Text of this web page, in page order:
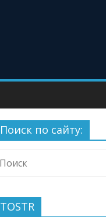
Поиск по сайту:
TOSTR